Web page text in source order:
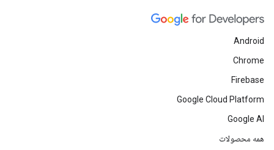
Android
Chrome
Firebase
Google Cloud Platform
Google AI
همه محصولات